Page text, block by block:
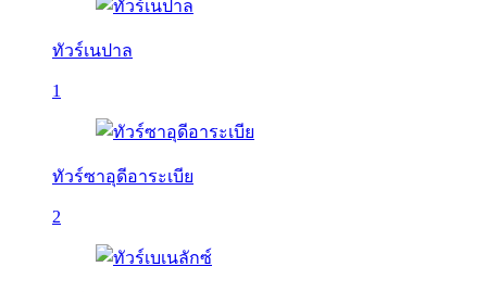
ทัวร์เนปาล
1
ทัวร์ซาอุดีอาระเบีย
2